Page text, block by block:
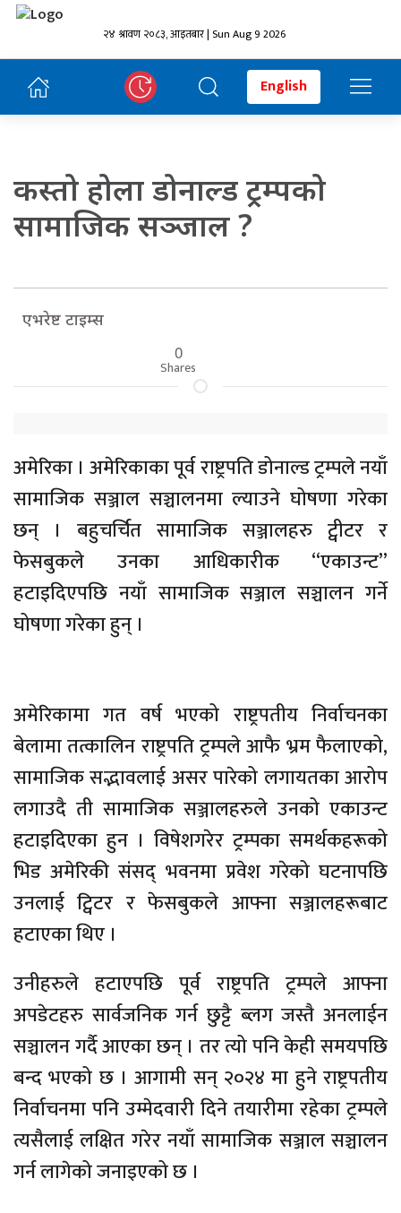
२४ श्रावण २०८३, आइतबार | Sun Aug 9 2026
English
कस्तो होला डोनाल्ड ट्रम्पको
सामाजिक सञ्जाल ?
एभरेष्ट टाइम्स
0
Shares
अमेरिका । अमेरिकाका पूर्व राष्ट्रपति डोनाल्ड ट्रम्पले नयाँ
सामाजिक सञ्जाल सञ्चालनमा ल्याउने घोषणा गरेका
छन् । बहुचर्चित सामाजिक सञ्जालहरु ट्वीटर र
फेसबुकले उनका आधिकारीक “एकाउन्ट”
हटाइदिएपछि नयाँ सामाजिक सञ्जाल सञ्चालन गर्ने
घोषणा गरेका हुन् ।
अमेरिकामा गत वर्ष भएको राष्ट्रपतीय निर्वाचनका
बेलामा तत्कालिन राष्ट्रपति ट्रम्पले आफै भ्रम फैलाएको,
सामाजिक सद्भावलाई असर पारेको लगायतका आरोप
लगाउदै ती सामाजिक सञ्जालहरुले उनको एकाउन्ट
हटाइदिएका हुन । विषेशगरेर ट्रम्पका समर्थकहरूको
भिड अमेरिकी संसद् भवनमा प्रवेश गरेको घटनापछि
उनलाई ट्विटर र फेसबुकले आफ्ना सञ्जालहरूबाट
हटाएका थिए ।
उनीहरुले हटाएपछि पूर्व राष्ट्रपति ट्रम्पले आफ्ना
अपडेटहरु सार्वजनिक गर्न छुट्टै ब्लग जस्तै अनलाईन
सञ्चालन गर्दै आएका छन् । तर त्यो पनि केही समयपछि
बन्द भएको छ । आगामी सन् २०२४ मा हुने राष्ट्रपतीय
निर्वाचनमा पनि उम्मेदवारी दिने तयारीमा रहेका ट्रम्पले
त्यसैलाई लक्षित गरेर नयाँ सामाजिक सञ्जाल सञ्चालन
गर्न लागेको जनाइएको छ ।